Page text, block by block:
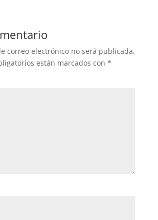
correo electrónico no será publicada.
están marcados con *